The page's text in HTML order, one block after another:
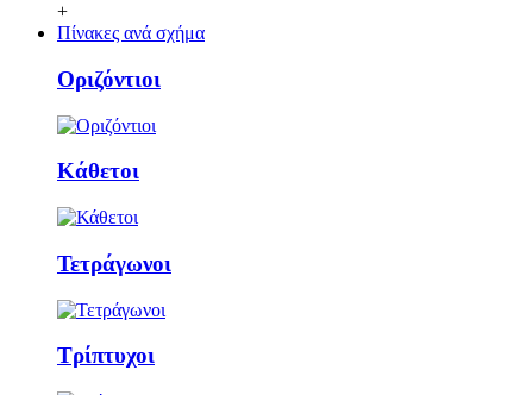
+
Πίνακες ανά σχήμα
Οριζόντιοι
Κάθετoι
Τετράγωνοι
Τρίπτυχοι